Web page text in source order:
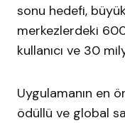
sonu hedefi,
merkezlerdeki
kullanıcı ve 30
Uygulamanın en
ödüllü ve global